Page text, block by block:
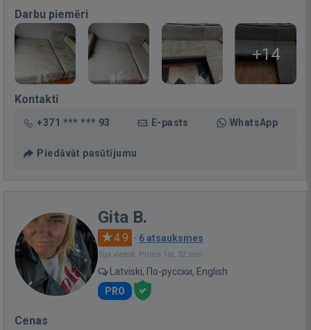
Darbu piemēri
+14
Kontakti
+371 *** *** 93 E-pasts WhatsApp
Piedāvāt pasūtījumu
Gita B.
4.9 · 6 atsauksmes
Bija vietnē: Pirms 1st. 32 min.
Latviski, По-русски, English
PRO
Cenas